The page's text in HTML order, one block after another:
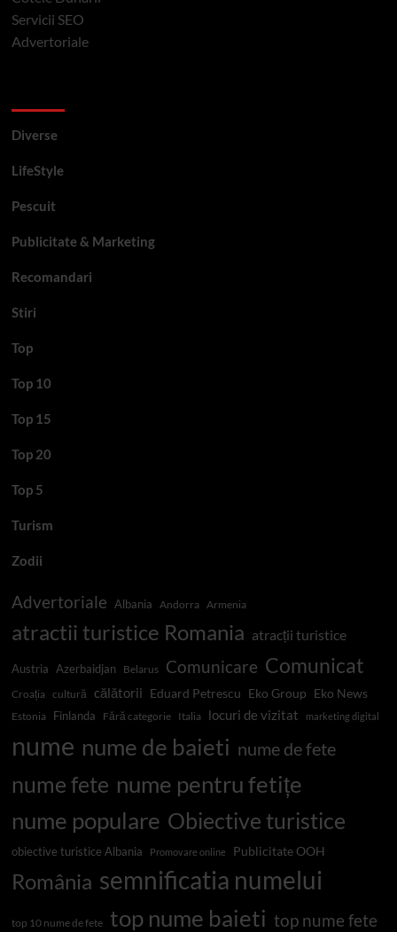
Servicii SEO
Advertoriale
Diverse
LifeStyle
Pescuit
Publicitate & Marketing
Recomandari
Stiri
Top
Top 10
Top 15
Top 20
Top 5
Turism
Zodii
Advertoriale Albania Andorra Armenia
atractii turistice Romania atracții turistice
Austria Azerbaidjan Belarus Comunicare Comunicat
Croația cultură călătorii Eduard Petrescu Eko Group Eko News
Estonia Finlanda Fără categorie Italia locuri de vizitat marketing digital
nume nume de baieti nume de fete
nume fete nume pentru fetițe
nume populare Obiective turistice
obiective turistice Albania Promovare online Publicitate OOH
România semnificatia numelui
top 10 nume de fete top nume baieti top nume fete